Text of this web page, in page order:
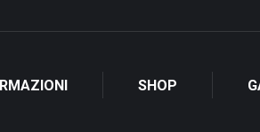
SHOP